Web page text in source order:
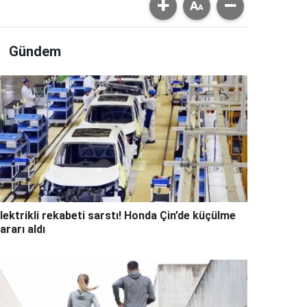
Gündem
rekabeti sarstı! Honda Çin’de küçülme
aldı